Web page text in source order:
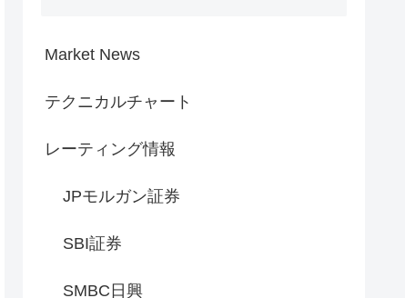
Market News
テクニカルチャート
レーティング情報
JPモルガン証券
SBI証券
SMBC日興